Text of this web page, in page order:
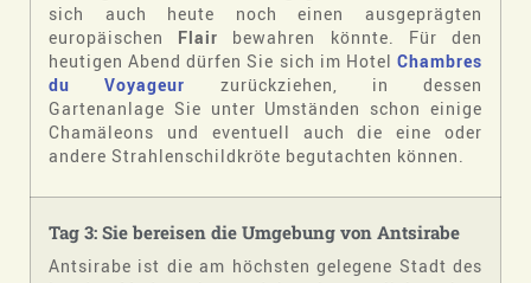
sich auch heute noch einen ausgeprägten
europäischen
Flair bewahren könnte. Für den
heutigen Abend dürfen Sie sich im Hotel Chambres
du Voyageur zurückziehen, in dessen
Gartenanlage Sie unter Umständen schon einige
Chamäleons und eventuell auch die eine oder
andere Strahlenschildkröte begutachten können.
Tag 3: Sie bereisen die Umgebung von Antsirabe
Antsirabe ist die am höchsten gelegene Stadt des